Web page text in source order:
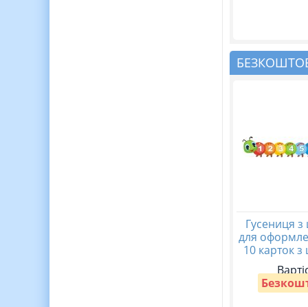
Гусениця
для
10 карток